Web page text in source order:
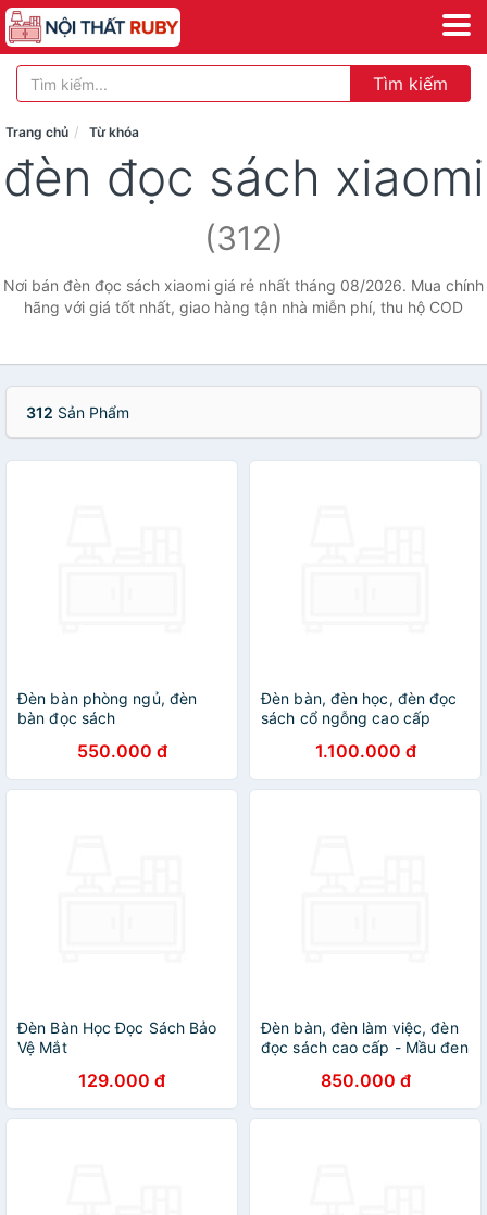
Tìm kiếm
Trang chủ Từ khóa
đèn đọc sách xiaomi
(312)
Nơi bán đèn đọc sách xiaomi giá rẻ nhất tháng 08/2026. Mua chính
hãng với giá tốt nhất, giao hàng tận nhà miễn phí, thu hộ COD
312 Sản Phẩm
Đèn bàn phòng ngủ, đèn
bàn đọc sách
550.000 đ
Đèn bàn, đèn học, đèn đọc
sách cổ ngỗng cao cấp
1.100.000 đ
Đèn Bàn Học Đọc Sách Bảo
Vệ Mắt
129.000 đ
Đèn bàn, đèn làm việc, đèn
đọc sách cao cấp - Mầu đen
850.000 đ